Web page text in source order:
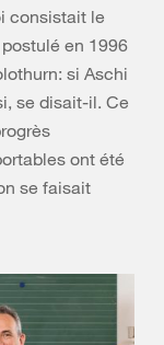
consistait le
en 1996
si Aschi
se disait-il. Ce
ont été
se faisait